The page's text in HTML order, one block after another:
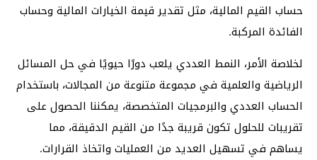
حساب القيم المالية، مثل تقدير قيمة الخيارات المالية وحساب
الفائدة المركبة.
لخلاصة الأمر، النمط العددي يلعب دورًا حيويًا في حل المسائل
الرياضية والعلمية في مجموعة متنوعة من المجالات، باستخدام
الحساب العددي والبرمجيات المتخصصة، يمكننا الحصول على
تقريبات للحلول تكون قريبة جدًا من القيم الدقيقة، مما
يساهم في تسهيل العديد من العمليات واتخاذ القرارات.